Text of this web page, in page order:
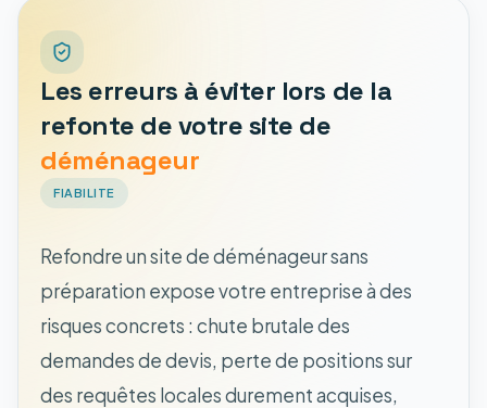
Les erreurs à éviter lors de la
refonte de votre site de
déménageur
FIABILITE
Refondre un site de déménageur sans
préparation expose votre entreprise à des
risques concrets : chute brutale des
demandes de devis, perte de positions sur
des requêtes locales durement acquises,